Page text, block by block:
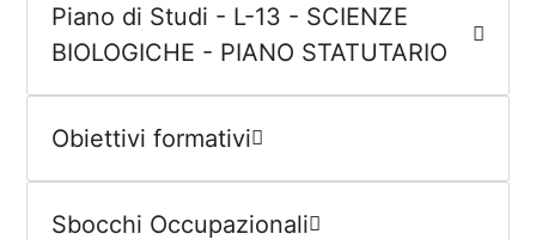
Piano di Studi - L-13 - SCIENZE
BIOLOGICHE - PIANO STATUTARIO
Obiettivi formativi
Sbocchi Occupazionali